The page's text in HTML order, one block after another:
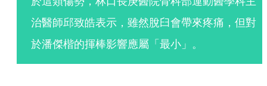
治醫師邱致皓表示，雖然脫臼會帶來疼痛，但對
於潘傑楷的揮棒影響應屬「最小」。